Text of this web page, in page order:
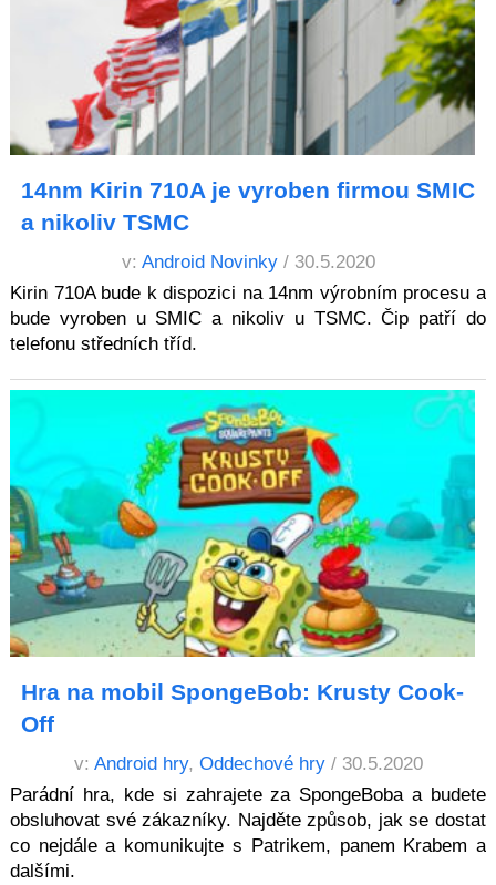
14nm Kirin 710A je vyroben firmou SMIC
a nikoliv TSMC
v: Android Novinky / 30.5.2020
Kirin 710A bude k dispozici na 14nm výrobním procesu a
bude vyroben u SMIC a nikoliv u TSMC. Čip patří do
telefonu středních tříd.
Hra na mobil SpongeBob: Krusty Cook-
Off
v: Android hry, Oddechové hry / 30.5.2020
Parádní hra, kde si zahrajete za SpongeBoba a budete
obsluhovat své zákazníky. Najděte způsob, jak se dostat
co nejdále a komunikujte s Patrikem, panem Krabem a
dalšími.